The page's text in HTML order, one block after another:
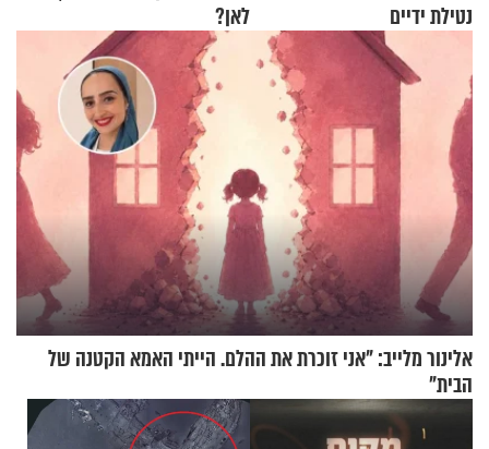
נטילת ידיים
לאן?
אלינור מלייב: "אני זוכרת את ההלם. הייתי האמא הקטנה של
הבית"